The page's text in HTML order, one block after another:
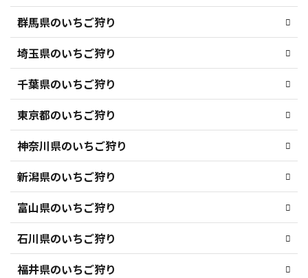
群馬県のいちご狩り
埼玉県のいちご狩り
千葉県のいちご狩り
東京都のいちご狩り
神奈川県のいちご狩り
新潟県のいちご狩り
富山県のいちご狩り
石川県のいちご狩り
福井県のいちご狩り